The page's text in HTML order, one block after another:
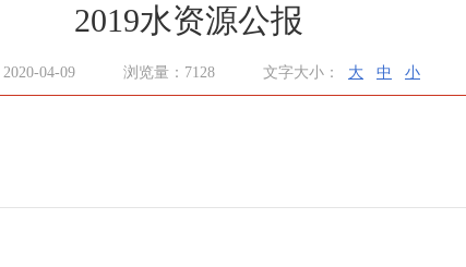
2019水资源公报
04-09 浏览量：7128 文字大小： 大 中 小